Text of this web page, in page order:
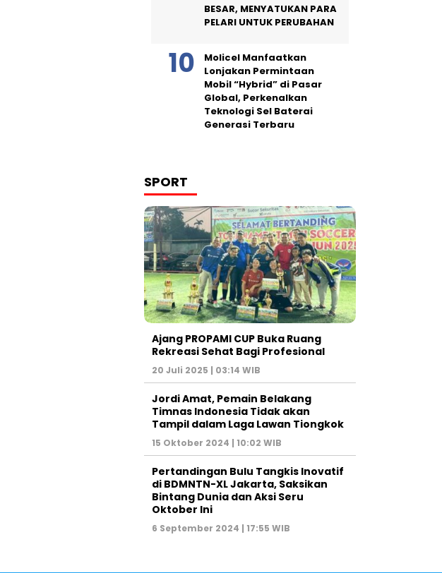
BESAR, MENYATUKAN PARA
PELARI UNTUK PERUBAHAN
Molicel Manfaatkan
Lonjakan Permintaan
Mobil “Hybrid” di Pasar
Global, Perkenalkan
Teknologi Sel Baterai
Generasi Terbaru
SPORT
Ajang PROPAMI CUP Buka Ruang
Rekreasi Sehat Bagi Profesional
20 Juli 2025 | 03:14 WIB
Jordi Amat, Pemain Belakang
Timnas Indonesia Tidak akan
Tampil dalam Laga Lawan Tiongkok
15 Oktober 2024 | 10:02 WIB
Pertandingan Bulu Tangkis Inovatif
di BDMNTN-XL Jakarta, Saksikan
Bintang Dunia dan Aksi Seru
Oktober Ini
6 September 2024 | 17:55 WIB